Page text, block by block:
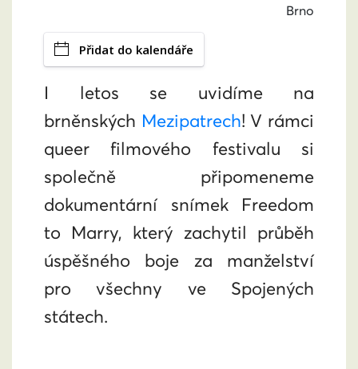
Brno
Přidat do kalendáře
I letos se uvidíme na
brněnských Mezipatrech! V rámci
queer filmového festivalu si
společně připomeneme
dokumentární snímek Freedom
to Marry, který zachytil průběh
úspěšného boje za manželství
pro všechny ve Spojených
státech.